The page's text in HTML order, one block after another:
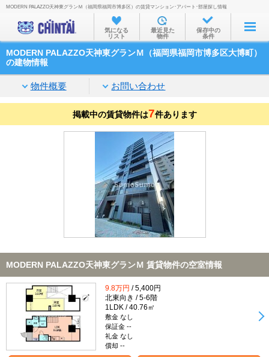
お部屋を探す
沿線・駅から
住所から
家賃相場から
通勤通学時間から
物件特集から
不動産会社から
TOP
MODERN PALAZZO天神東グランＭ（福岡県福岡市博多区）の賃貸マンション･アパート･部屋探し情報
気になる
リスト
最近見た
物件
保存中の
条件
MODERN PALAZZO天神東グランＭ（福岡県福岡市博多区大博町）
の建物情報
物件概要 お問い合わせ
掲載中の賃貸物件は7件あります
MODERN PALAZZO天神東グランＭ 賃貸物件の空室情報
9.8万円 / 5,400円
北東向き / 5-6階
1LDK / 40.76㎡
敷金 なし
保証金 --
礼金 なし
償却 --